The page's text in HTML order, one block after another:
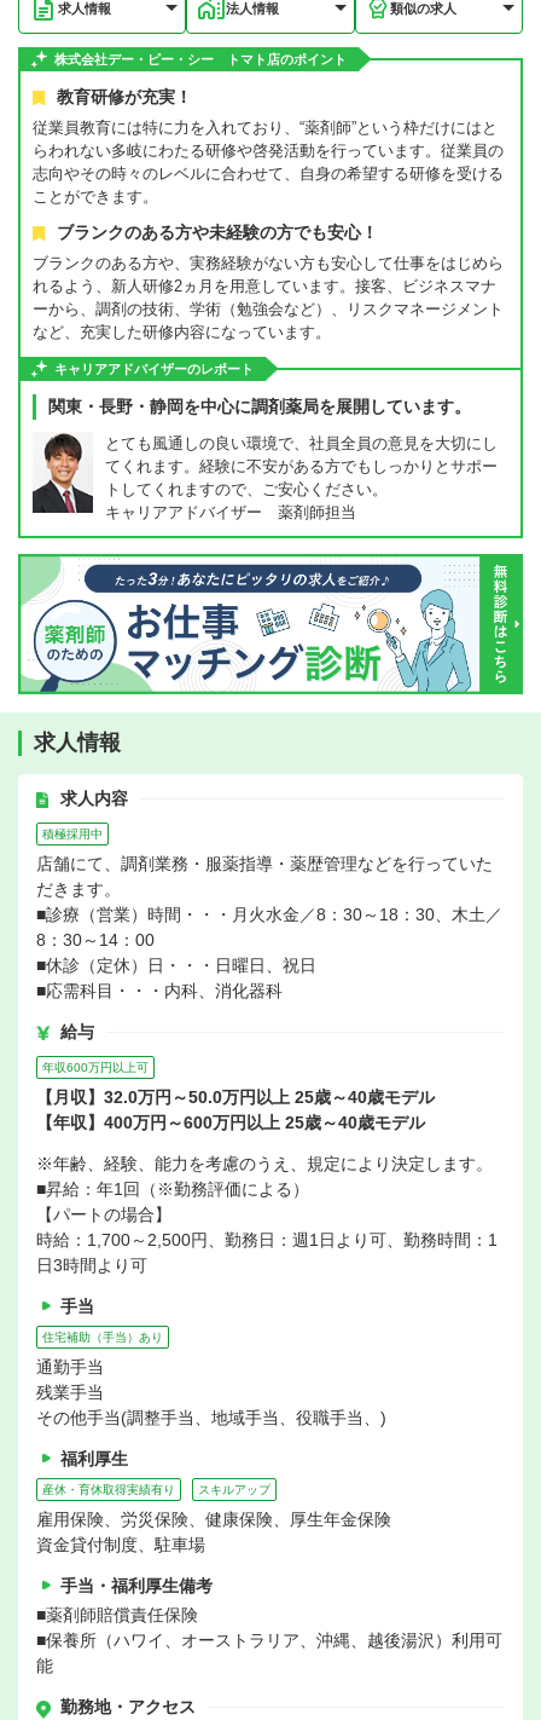
求人情報 法人情報 類似の求人
株式会社デー・ピー・シー トマト店のポイント
教育研修が充実！
従業員教育には特に力を入れており、“薬剤師”という枠だけにはと
らわれない多岐にわたる研修や啓発活動を行っています。従業員の
志向やその時々のレベルに合わせて、自身の希望する研修を受ける
ことができます。
ブランクのある方や未経験の方でも安心！
ブランクのある方や、実務経験がない方も安心して仕事をはじめら
れるよう、新人研修2ヵ月を用意しています。接客、ビジネスマナ
ーから、調剤の技術、学術（勉強会など）、リスクマネージメント
など、充実した研修内容になっています。
キャリアアドバイザーのレポート
関東・長野・静岡を中心に調剤薬局を展開しています。
とても風通しの良い環境で、社員全員の意見を大切にし
てくれます。経験に不安がある方でもしっかりとサポー
トしてくれますので、ご安心ください。
キャリアアドバイザー 薬剤師担当
求人情報
求人内容
積極採用中
店舗にて、調剤業務・服薬指導・薬歴管理などを行っていた
だきます。
■診療（営業）時間・・・月火水金／8：30～18：30、木土／
8：30～14：00
■休診（定休）日・・・日曜日、祝日
■応需科目・・・内科、消化器科
給与
年収600万円以上可
【月収】32.0万円～50.0万円以上 25歳～40歳モデル
【年収】400万円～600万円以上 25歳～40歳モデル
※年齢、経験、能力を考慮のうえ、規定により決定します。
■昇給：年1回（※勤務評価による）
【パートの場合】
時給：1,700～2,500円、勤務日：週1日より可、勤務時間：1
日3時間より可
手当
住宅補助（手当）あり
通勤手当
残業手当
その他手当(調整手当、地域手当、役職手当、)
福利厚生
産休・育休取得実績有り スキルアップ
雇用保険、労災保険、健康保険、厚生年金保険
資金貸付制度、駐車場
手当・福利厚生備考
■薬剤師賠償責任保険
■保養所（ハワイ、オーストラリア、沖縄、越後湯沢）利用可
能
勤務地・アクセス